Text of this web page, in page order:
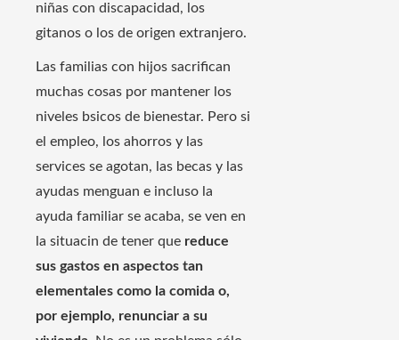
niñas con discapacidad, los
gitanos o los de origen extranjero.
Las familias con hijos sacrifican
muchas cosas por mantener los
niveles bsicos de bienestar. Pero si
el empleo, los ahorros y las
services se agotan, las becas y las
ayudas menguan e incluso la
ayuda familiar se acaba, se ven en
la situacin de tener que reduce
sus gastos en aspectos tan
elementales como la comida o,
por ejemplo, renunciar a su